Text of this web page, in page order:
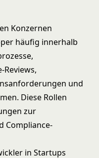
Konzernen
häufig innerhalb
und
Diese Rollen
zur
Compliance-
in Startups